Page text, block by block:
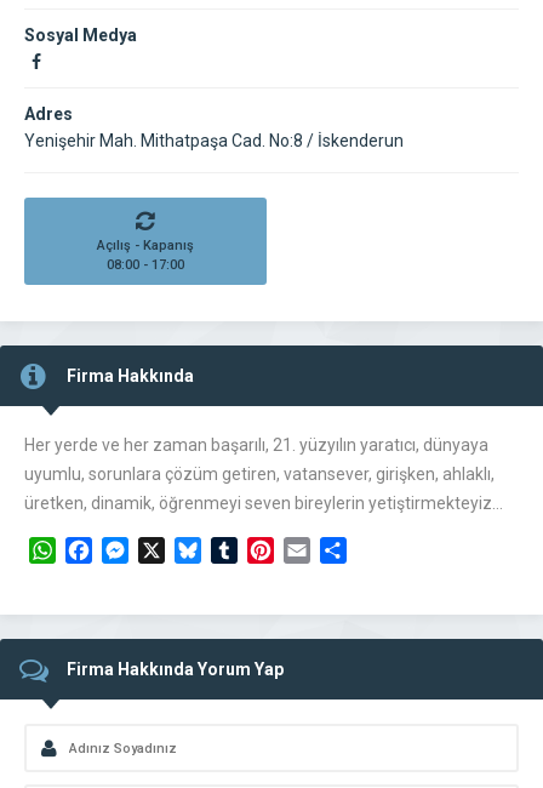
Sosyal Medya
Adres
Yenişehir Mah. Mithatpaşa Cad. No:8 / İskenderun
Açılış - Kapanış
08:00 - 17:00
Firma Hakkında
Her yerde ve her zaman başarılı, 21. yüzyılın yaratıcı, dünyaya
uyumlu, sorunlara çözüm getiren, vatansever, girişken, ahlaklı,
üretken, dinamik, öğrenmeyi seven bireylerin yetiştirmekteyiz…
WhatsAppFacebookMessengerBlueskyTumblrPinterest
Email
Firma Hakkında Yorum Yap